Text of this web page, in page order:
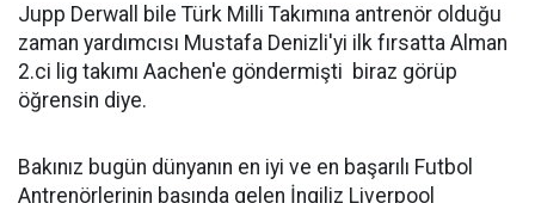
Jupp Derwall bile Türk Milli Takımına antrenör olduğu
zaman yardımcısı Mustafa Denizli'yi ilk fırsatta Alman
2.ci lig takımı Aachen'e göndermişti biraz görüp
öğrensin diye.
Bakınız bugün dünyanın en iyi ve en başarılı Futbol
Antrenörlerinin başında gelen İngiliz Liverpool